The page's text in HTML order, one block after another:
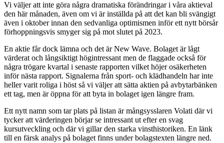
Vi väljer att inte göra några dramatiska förändringar i våra aktieval
den här månaden, även om vi är inställda på att det kan bli svängigt
även i oktober innan den sedvanliga optimismen inför ett nytt börsår
förhoppningsvis smyger sig på mot slutet på 2023.
En aktie får dock lämna och det är New Wave. Bolaget är lågt
värderat och långsiktigt högintressant men de flaggade också för
några trögare kvartal i senaste rapporten vilket höjer osäkerheten
inför nästa rapport. Signalerna från sport- och klädhandeln har inte
heller varit roliga i höst så vi väljer att sätta aktien på avbytarbänken
ett tag, men är öppna för att byta in bolaget igen längre fram.
Ett nytt namn som tar plats på listan är mångsysslaren Volati där vi
tycker att värderingen börjar se intressant ut efter en svag
kursutveckling och där vi gillar den starka vinsthistoriken. En länk
till en färsk analys på bolaget finns under bolagstexten längre ned.